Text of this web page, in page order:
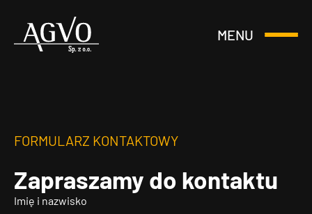
Header
MENU
Otwórz
FORMULARZ KONTAKTOWY
Zapraszamy do kontaktu